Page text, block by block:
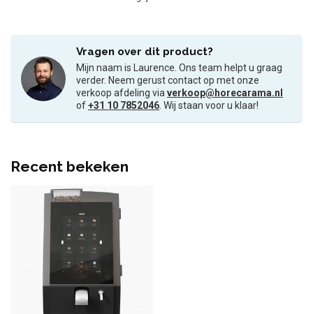
Vragen over dit product?
Mijn naam is Laurence. Ons team helpt u graag
verder. Neem gerust contact op met onze
verkoop afdeling viaverkoop@horecarama.nl
of+31 10 7852046. Wij staan voor u klaar!
Recent bekeken